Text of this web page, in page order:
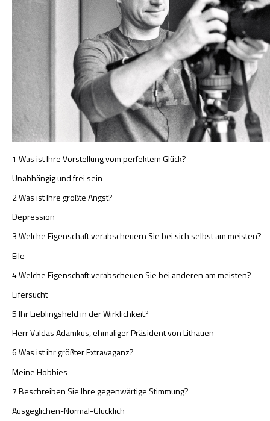
1 Was ist Ihre Vorstellung vom perfektem Glück?
Unabhängig und frei sein
2 Was ist Ihre größte Angst?
Depression
3 Welche Eigenschaft verabscheuern Sie bei sich selbst am meisten?
Eile
4 Welche Eigenschaft verabscheuen Sie bei anderen am meisten?
Eifersucht
5 Ihr Lieblingsheld in der Wirklichkeit?
Herr Valdas Adamkus, ehmaliger Präsident von Lithauen
6 Was ist ihr größter Extravaganz?
Meine Hobbies
7 Beschreiben Sie Ihre gegenwärtige Stimmung?
Ausgeglichen-Normal-Glücklich